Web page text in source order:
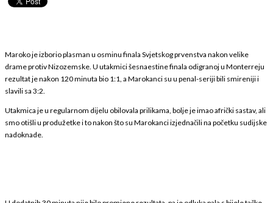
Maroko je izborio plasman u osminu finala Svjetskog prvenstva nakon velike
drame protiv Nizozemske. U utakmici šesnaestine finala odigranoj u Monterreju
rezultat je nakon 120 minuta bio 1:1, a Marokanci su u penal-seriji bili smireniji i
slavili sa 3:2.
Utakmica je u regularnom dijelu obilovala prilikama, bolje je imao afrički sastav, ali
smo otišli u produžetke i to nakon što su Marokanci izjednačili na početku sudijske
nadoknade.